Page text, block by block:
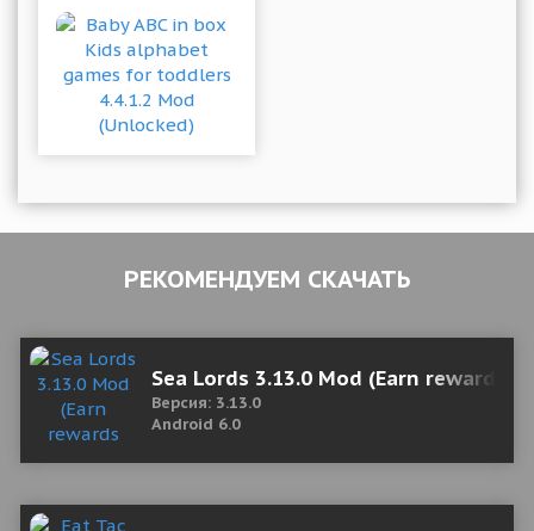
РЕКОМЕНДУЕМ СКАЧАТЬ
Sea Lords 3.13.0 Mod (Earn rewards
Версия: 3.13.0
Android 6.0